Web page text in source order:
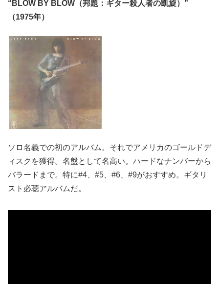
“BLOW BY BLOW（邦題：ギター殺人者の凱旋）”
（1975年）
ソロ名義での初のアルバム。それでアメリカのゴールドデ
ィスクを獲得。名盤として名高い。ハードなナンバーから
バラードまで。特に#4、#5、#6、#9がおすすめ。ギタリ
スト必聴アルバムだ。